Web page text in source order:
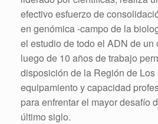
efectivo esfuerzo de
en genómica -campo de la
el estudio de todo el ADN de un
luego de 10 años de trabajo
disposición de la Región de Los
equipamiento y capacidad
para enfrentar el mayor desafío
último siglo.